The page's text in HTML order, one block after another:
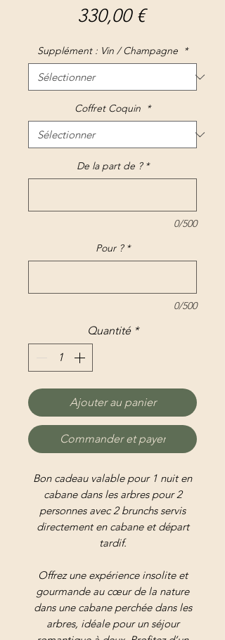
330,00 €Prix
Supplément : Vin / Champagne *
Coffret Coquin *
De la part de ? *
0/500
Pour ? *
0/500
Quantité *
Ajouter au panier
Commander et payer
Bon cadeau valable pour 1 nuit en
cabane dans les arbres pour 2
personnes avec 2 brunchs servis
directement en cabane et départ
tardif.
Offrez une expérience insolite et
gourmande au cœur de la nature
dans une cabane perchée dans les
arbres, idéale pour un séjour